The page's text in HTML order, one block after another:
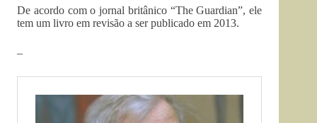
De acordo com o jornal britânico “The Guardian”, ele
tem um livro em revisão a ser publicado em 2013.
–